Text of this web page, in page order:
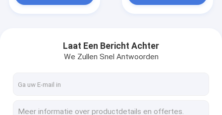
Laat Een Bericht Achter
We Zullen Snel Antwoorden